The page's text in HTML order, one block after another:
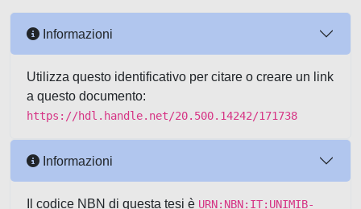
Informazioni
Utilizza questo identificativo per citare o creare un link
a questo documento:
https://hdl.handle.net/20.500.14242/171738
Informazioni
Il codice NBN di questa tesi è URN:NBN:IT:UNIMIB-